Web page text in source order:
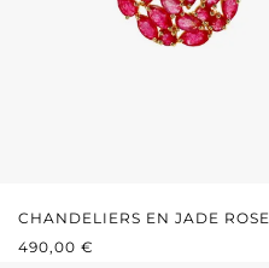
CHANDELIERS EN JADE ROSE
PRIX RÉGULIER :
490,00 €